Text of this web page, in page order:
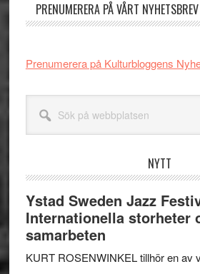
PRENUMERERA PÅ VÅRT
Prenumerera på Kulturbloggens
webbplatsen
NYTT
Ystad Sweden Jazz
Internationella storheter
samarbeten
KURT ROSENWINKEL tillhör en av